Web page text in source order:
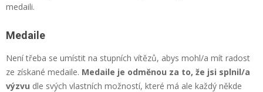
medaili.
Medaile
Není třeba se umístit na stupních vítězů, abys mohl/a mít radost
ze získané medaile. Medaile je odměnou za to, že jsi splnil/a
výzvu dle svých vlastních možností, které má ale každý někde